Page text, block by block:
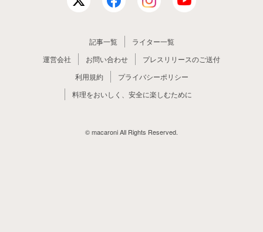
記事一覧
ライター一覧
運営会社
お問い合わせ
プレスリリースのご送付
利用規約
プライバシーポリシー
料理をおいしく、安全に楽しむために
© macaroni All Rights Reserved.